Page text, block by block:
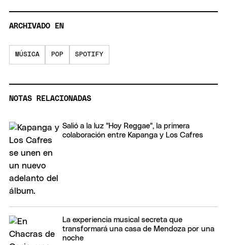
ARCHIVADO EN
MÚSICA POP SPOTIFY
NOTAS RELACIONADAS
Salió a la luz "Hoy Reggae", la primera
colaboración entre Kapanga y Los Cafres
La experiencia musical secreta que
transformará una casa de Mendoza por una
noche